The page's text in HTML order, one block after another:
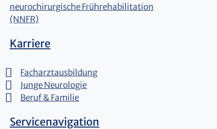
neurochirurgische Frührehabilitation
(NNFR)
Karriere
Facharztausbildung
Junge Neurologie
Beruf & Familie
Servicenavigation